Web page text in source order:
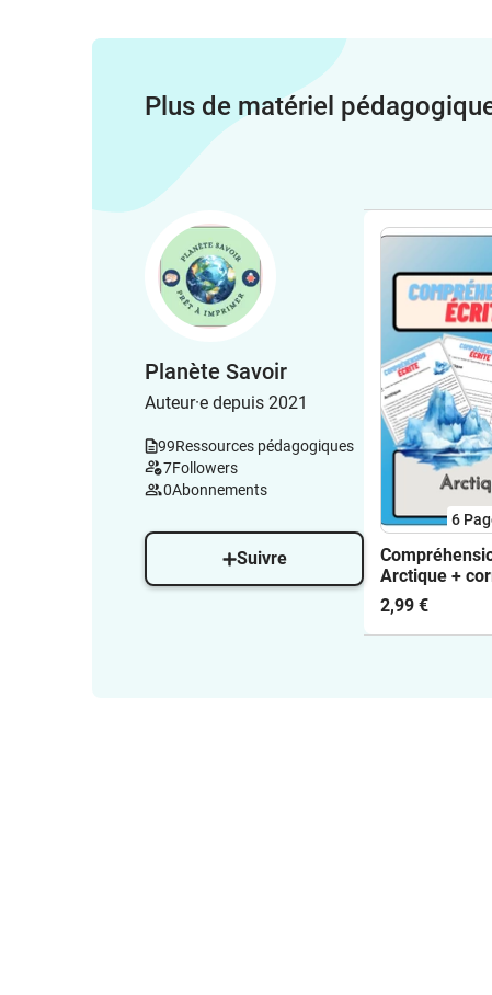
Plus de matériel
Planète Savoir
Auteur·e depuis 2021
99Ressources pédagogiques
7Followers
0Abonnements
Suivre
6
Arctique +
2,99 €